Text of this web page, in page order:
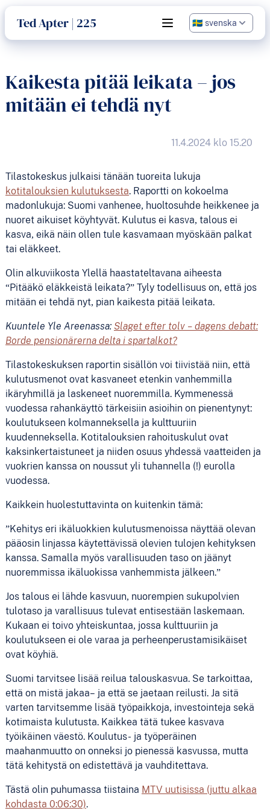
Ted Apter | 225 Open main menu
språk
Kaikesta pitää leikata – jos
mitään ei tehdä nyt
11.4.2024 klo 15.20
Tilastokeskus julkaisi tänään tuoreita lukuja
kotitalouksien kulutuksesta. Raportti on kokoelma
madonlukuja: Suomi vanhenee, huoltosuhde heikkenee ja
nuoret aikuiset köyhtyvät. Kulutus ei kasva, talous ei
kasva, eikä näin ollen tule kasvamaan myöskään palkat
tai eläkkeet.
Olin alkuviikosta Ylellä haastateltavana aiheesta
“Pitääkö eläkkeistä leikata?” Tyly todellisuus on, että jos
mitään ei tehdä nyt, pian kaikesta pitää leikata.
Kuuntele Yle Areenassa: Slaget efter tolv – dagens debatt:
Borde pensionärerna delta i spartalkot?
Tilastokeskuksen raportin sisällön voi tiivistää niin, että
kulutusmenot ovat kasvaneet etenkin vanhemmilla
ikäryhmillä ja laskeneet nuoremmilla. Kymmenessä
vuodessa rahankäyttö tärkeisiin asioihin on pienentynyt:
koulutukseen kolmanneksella ja kulttuuriin
kuudenneksella. Kotitalouksien rahoituskulut ovat
kaksinkertaistuneet ja niiden osuus yhdessä vaatteiden ja
vuokrien kanssa on noussut yli tuhannella (!) eurolla
vuodessa.
Kaikkein huolestuttavinta on kuitenkin tämä:
”Kehitys eri ikäluokkien kulutusmenoissa näyttää olevan
pääosin linjassa käytettävissä olevien tulojen kehityksen
kanssa. Samalla myös varallisuuden taso on jäänyt
nuoremmissa ikäluokissa vanhemmista jälkeen.”
Jos talous ei lähde kasvuun, nuorempien sukupolvien
tulotaso ja varallisuus tulevat entisestään laskemaan.
Kukaan ei toivo yhteiskuntaa, jossa kulttuuriin ja
koulutukseen ei ole varaa ja perheenperustamisikäiset
ovat köyhiä.
Suomi tarvitsee lisää reilua talouskasvua. Se tarkoittaa,
että on mistä jakaa– ja että se jaetaan reilusti. Ja sitä
varten tarvitsemme lisää työpaikkoja, investointeja sekä
kotimaista kulutusta. Kaikkea tätä tukee kasvava
työikäinen väestö. Koulutus- ja työperäinen
maahanmuutto on onneksi jo pienessä kasvussa, mutta
tätä kehitystä on edistettävä ja vauhditettava.
Tästä olin puhumassa tiistaina MTV uutisissa (juttu alkaa
kohdasta 0:06:30).